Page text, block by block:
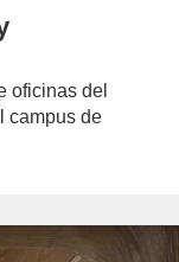
oficinas del
campus de